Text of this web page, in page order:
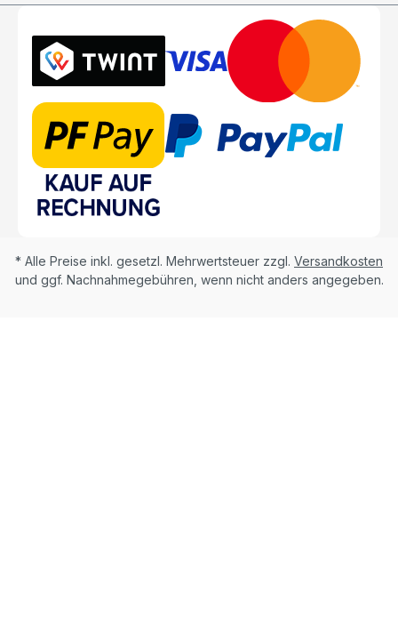
* Alle Preise inkl. gesetzl. Mehrwertsteuer zzgl. Versandkosten
und ggf. Nachnahmegebühren, wenn nicht anders angegeben.